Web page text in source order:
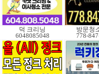
덕 크리닝
6048085048
방문청
778-